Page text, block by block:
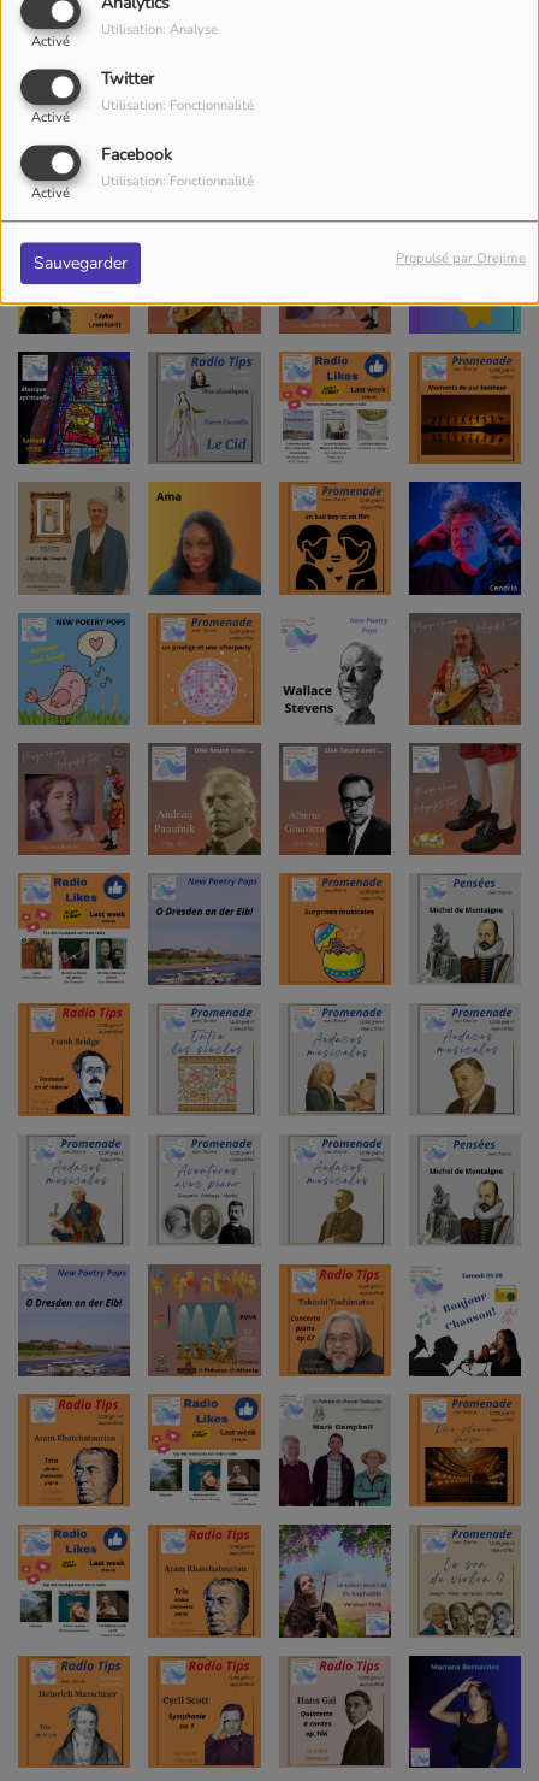
Activé
Utilisation: Analyse
Twitter
Activé
Utilisation: Fonctionnalité
Facebook
Activé
Utilisation: Fonctionnalité
Sauvegarder Propulsé par Orejime